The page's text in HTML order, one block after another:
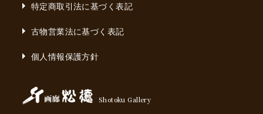
特定商取引法に基づく表記
古物営業法に基づく表記
個人情報保護方針
Shotoku Gallery